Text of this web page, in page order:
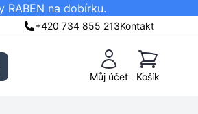
na dobírku.
+420 734 855 213Kontakt
Můj účet
Košík
Košík